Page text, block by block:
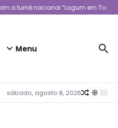
a turnê nacional “Lagum em Todo
Menu
sábado, agosto 8, 2026